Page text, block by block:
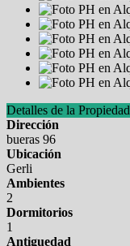
Detalles de la Propiedad
Dirección
bueras 96
Ubicación
Gerli
Ambientes
2
Dormitorios
1
Antiguedad